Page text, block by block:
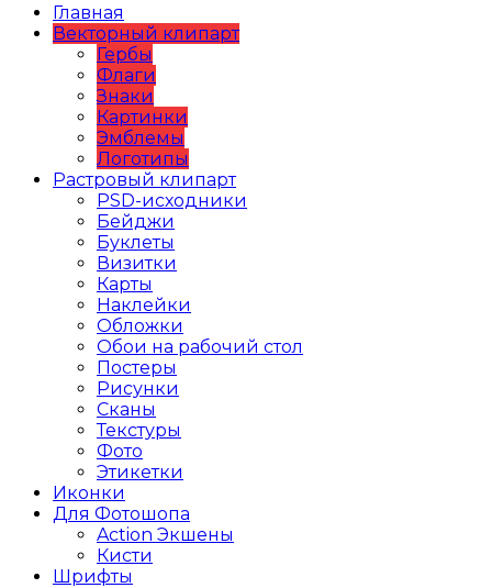
Главная
Векторный клипарт
Гербы
Флаги
Знаки
Картинки
Эмблемы
Логотипы
Растровый клипарт
PSD-исходники
Бейджи
Буклеты
Визитки
Карты
Наклейки
Обложки
Обои на рабочий стол
Постеры
Рисунки
Сканы
Текстуры
Фото
Этикетки
Иконки
Для Фотошопа
Action Экшены
Кисти
Шрифты